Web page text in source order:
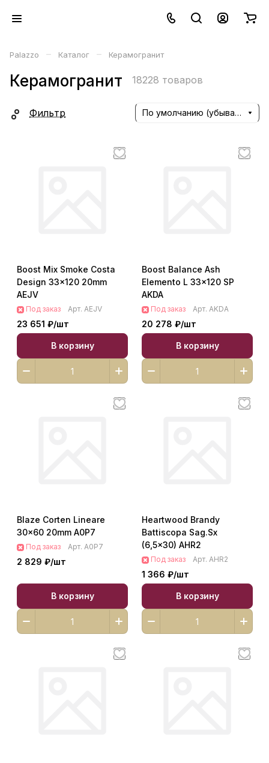
Palazzo – Каталог – Керамогранит
Керамогранит 18228 товаров
Фильтр По умолчанию (убывание)
Boost Mix Smoke Costa
Design 33x120 20mm
AEJV
Под заказ Арт. AEJV
23 651 ₽/шт
В корзину
Boost Balance Ash
Elemento L 33x120 SP
AKDA
Под заказ Арт. AKDA
20 278 ₽/шт
В корзину
Blaze Corten Lineare
30x60 20mm A0P7
Под заказ Арт. A0P7
2 829 ₽/шт
В корзину
Heartwood Brandy
Battiscopa Sag.Sx
(6,5x30) AHR2
Под заказ Арт. AHR2
1 366 ₽/шт
В корзину